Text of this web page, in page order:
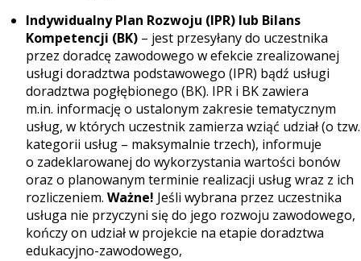
Indywidualny Plan Rozwoju (IPR) lub Bilans
Kompetencji (BK) – jest przesyłany do uczestnika
przez doradcę zawodowego w efekcie zrealizowanej
usługi doradztwa podstawowego (IPR) bądź usługi
doradztwa pogłębionego (BK). IPR i BK zawiera
m.in. informację o ustalonym zakresie tematycznym
usług, w których uczestnik zamierza wziąć udział (o tzw.
kategorii usług – maksymalnie trzech), informuje
o zadeklarowanej do wykorzystania wartości bonów
oraz o planowanym terminie realizacji usług wraz z ich
rozliczeniem. Ważne! Jeśli wybrana przez uczestnika
usługa nie przyczyni się do jego rozwoju zawodowego,
kończy on udział w projekcie na etapie doradztwa
edukacyjno-zawodowego,